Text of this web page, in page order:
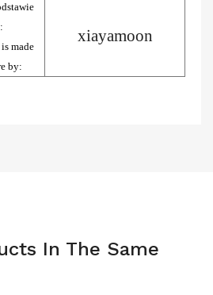
made
by:
xiayamoon
In The Same